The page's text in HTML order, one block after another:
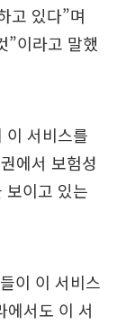
고 있다”며
”이라고 말했
이 서비스를
에서 보험성
보이고 있는
이 이 서비스
에서도 이 서